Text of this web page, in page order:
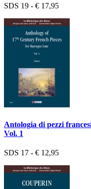
SDS 19 - € 17,95
Antologia di pezzi
Vol. 1
SDS 17 - € 12,95